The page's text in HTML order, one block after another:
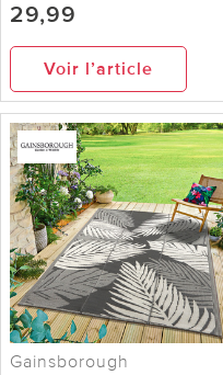
29,99
Voir l’article
Gainsborough